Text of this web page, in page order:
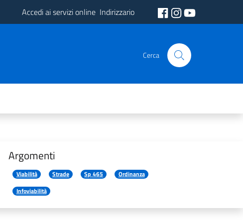
Accedi ai servizi online Indirizzario
Cerca
Argomenti
Viabilità Strade Sp 465
Ordinanza
Infoviabilità